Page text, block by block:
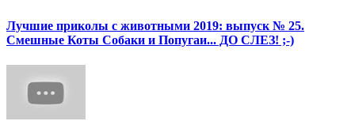
Лучшие приколы с животными 2019: выпуск № 25.
Смешные Коты Собаки и Попугаи... ДО СЛЕЗ! ;-)